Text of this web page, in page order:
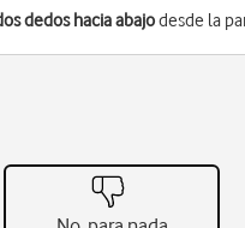
dedos hacia abajodesde la